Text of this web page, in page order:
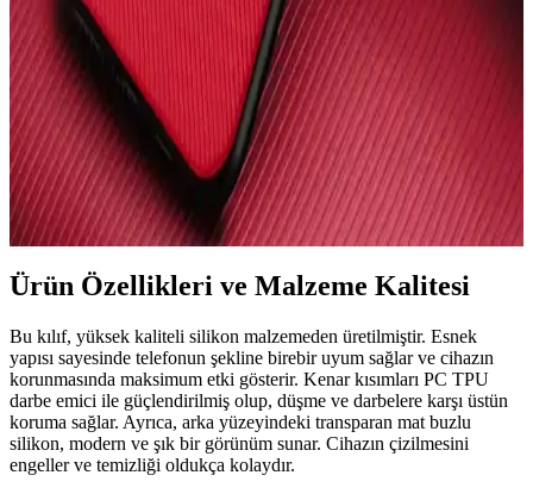
İki popüler KVK PRİVACY iPhone 15 kılıfını karşılaştırıyoruz:
silikon ve fiyonk desenli modellerin özellikleri, kullanıcı yorumları
ve seçim ipuçlarıyla en uygun koruma ve estetiği sunan kılıfı bulun.
iPhone 13 Pro Max için En İyi Kılıf Seçenekleri ve
Güncel Trendler
iPhone 13 Pro Max kılıfı seçiminde koruma, tasarım ve malzeme
kalitesi önemli. Güncel trendler ve modellerle telefonunuzu güvenle
kullanın.
Ürün Özellikleri ve Malzeme Kalitesi
Bu kılıf, yüksek kaliteli silikon malzemeden üretilmiştir. Esnek
yapısı sayesinde telefonun şekline birebir uyum sağlar ve cihazın
korunmasında maksimum etki gösterir. Kenar kısımları PC TPU
darbe emici ile güçlendirilmiş olup, düşme ve darbelere karşı üstün
koruma sağlar. Ayrıca, arka yüzeyindeki transparan mat buzlu
silikon, modern ve şık bir görünüm sunar. Cihazın çizilmesini
engeller ve temizliği oldukça kolaydır.